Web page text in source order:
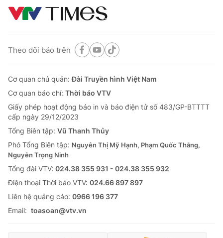
Theo dõi báo trên
Cơ quan chủ quản:Đài Truyền hình Việt Nam
Cơ quan báo chí: Thời báo VTV
Giấy phép hoạt động báo in và báo điện tử số 483/GP-BTTTT
cấp ngày 29/12/2023
Tổng Biên tập: Vũ Thanh Thủy
Phó Tổng Biên tập: Nguyễn Thị Mỹ Hạnh, Phạm Quốc Thắng,
Nguyễn Trọng Ninh
Tổng đài VTV: 024.38 355 931 - 024.38 355 932
Ðiện thoại Thời báo VTV: 024.66 897 897
Liên hệ quảng cáo: 0966 196 377
Email: toasoan@vtv.vn